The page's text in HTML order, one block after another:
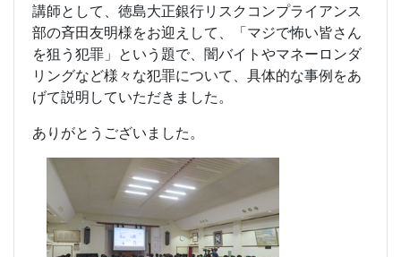
講師として、徳島大正銀行リスクコンプライアンス
部の斉田友明様をお迎えして、「マジで怖い皆さん
を狙う犯罪」という題で、闇バイトやマネーロンダ
リングなど様々な犯罪について 、具体的な事例をあ
げて説明していただきました。
ありがとうございました。